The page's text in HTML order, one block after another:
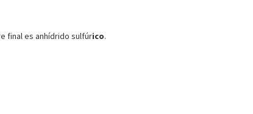
final es anhídrido sulfúrico.